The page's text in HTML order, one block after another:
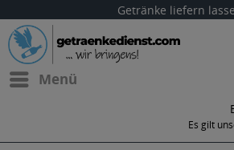
Getränke liefern
Menü
Es gilt